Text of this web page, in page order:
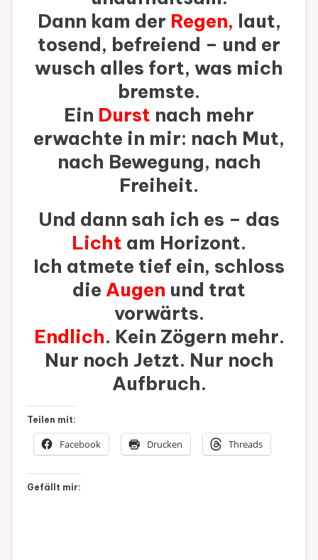
Dann kam der Regen, laut,
tosend, befreiend – und er
wusch alles fort, was mich
bremste.
Ein Durst nach mehr
erwachte in mir: nach Mut,
nach Bewegung, nach
Freiheit.
Und dann sah ich es – das
Licht am Horizont.
Ich atmete tief ein, schloss
die Augen und trat
vorwärts.
Endlich. Kein Zögern mehr.
Nur noch Jetzt. Nur noch
Aufbruch.
Teilen mit:
Facebook Drucken Threads
Gefällt mir: